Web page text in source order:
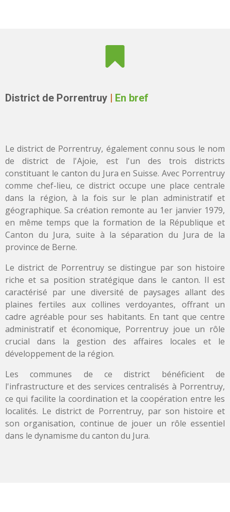
District de Porrentruy En bref
Le district de Porrentruy, également connu sous le nom
de district de l'Ajoie, est l'un des trois districts
constituant le canton du Jura en Suisse. Avec Porrentruy
comme chef-lieu, ce district occupe une place centrale
dans la région, à la fois sur le plan administratif et
géographique. Sa création remonte au 1er janvier 1979,
en même temps que la formation de la République et
Canton du Jura, suite à la séparation du Jura de la
province de Berne.
Le district de Porrentruy se distingue par son histoire
riche et sa position stratégique dans le canton. Il est
caractérisé par une diversité de paysages allant des
plaines fertiles aux collines verdoyantes, offrant un
cadre agréable pour ses habitants. En tant que centre
administratif et économique, Porrentruy joue un rôle
crucial dans la gestion des affaires locales et le
développement de la région.
Les communes de ce district bénéficient de
l'infrastructure et des services centralisés à Porrentruy,
ce qui facilite la coordination et la coopération entre les
localités. Le district de Porrentruy, par son histoire et
son organisation, continue de jouer un rôle essentiel
dans le dynamisme du canton du Jura.